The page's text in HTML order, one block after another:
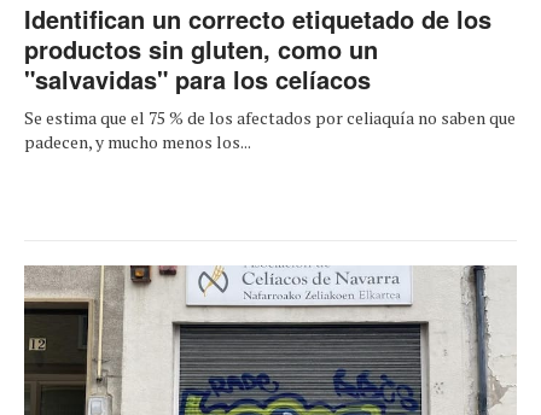
Identifican un correcto etiquetado de los
productos sin gluten, como un
"salvavidas" para los celíacos
Se estima que el 75 % de los afectados por celiaquía no saben que
padecen, y mucho menos los...